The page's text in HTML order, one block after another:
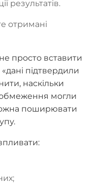
результатів.
отримані
просто вставити
підтвердили
наскільки
обмеження могли
поширювати